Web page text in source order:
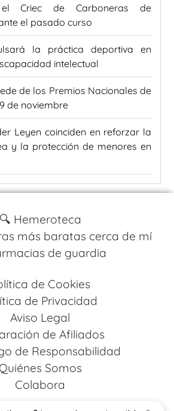
Criec de Carboneras de
el pasado curso
la práctica deportiva en
intelectual
de los Premios Nacionales de
de noviembre
Leyen coinciden en reforzar la
y la protección de menores en
🔍 Hemeroteca
más baratas cerca de mí
de guardia
de Cookies
de Privacidad
Aviso Legal
de Afiliados
de Responsabilidad
Quiénes Somos
Colabora